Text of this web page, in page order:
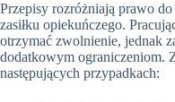
Przepisy rozróżniają prawo
zasiłku opiekuńczego.
otrzymać zwolnienie, jednak
dodatkowym ograniczeniom.
następujących przypadkach: